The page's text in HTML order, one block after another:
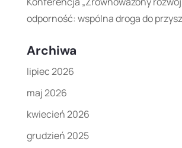
odporność: wspólna droga do
Archiwa
lipiec 2026
maj 2026
kwiecień 2026
grudzień 2025